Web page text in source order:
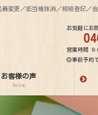
変更／抵当権抹消／相続登記／
お気軽にお
営業時間
◎事前予約
お客様の声
Voice